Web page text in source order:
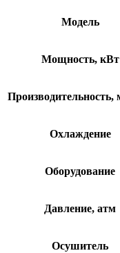
Модель
Мощность, кВт
Производительность,
Охлаждение
Оборудование
Давление, атм
Осушитель